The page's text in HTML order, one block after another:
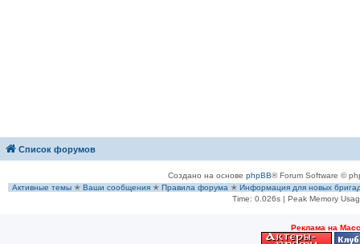
Список форумов
Создано на основе phpBB® Forum Software ©
Активные темы ✭ Ваши сообщения ✭ Правила форума ✭ Информация для новых
Time: 0.026s| Peak Memory
Рeклама на